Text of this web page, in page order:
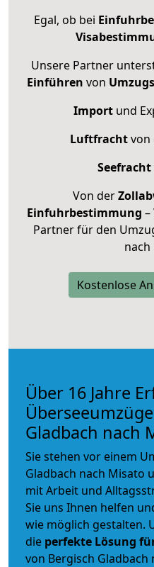
Egal, ob bei
Unsere Partner
Einführen von
Importund
Luftfrachtvon
Seefracht
Von der
Einfuhrbestimmung
Partner für den
nach
Kostenlose
Über 16 Jahre
Gladbach nach
Sie stehen vor einem
Gladbach nach Misato
mit Arbeit und
Sie uns Ihnen helfen
wie möglich gestalten.
die perfekte Lösung
von Bergisch Gladbach